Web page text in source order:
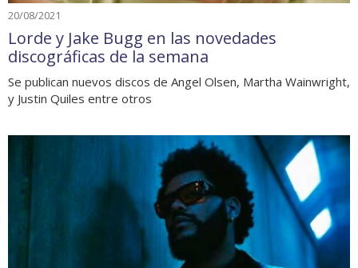
20/08/2021
Lorde y Jake Bugg en las novedades
discográficas de la semana
Se publican nuevos discos de Angel Olsen, Martha Wainwright,
y Justin Quiles entre otros